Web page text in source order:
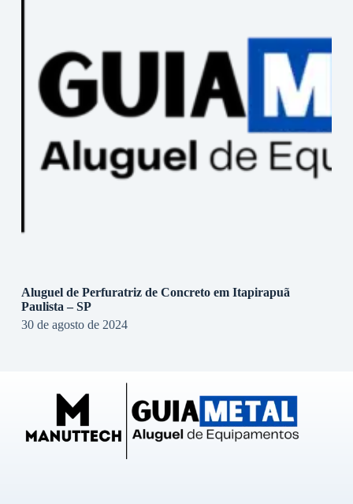
Aluguel de Perfuratriz de Concreto em Itapirapuã
Paulista – SP
30 de agosto de 2024